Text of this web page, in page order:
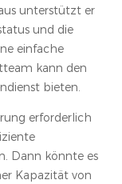
unterstützt er
und die
einfache
kann den
bieten.
erforderlich
Dann könnte es
Kapazität von